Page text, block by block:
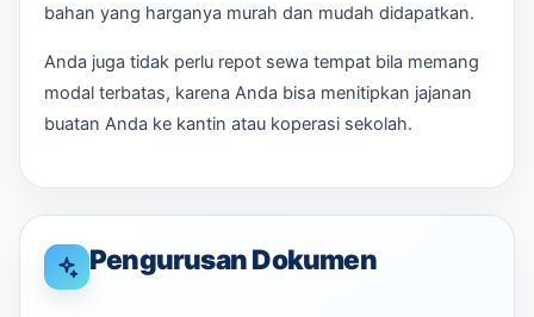
bahan yang harganya murah dan mudah didapatkan.
Anda juga tidak perlu repot sewa tempat bila memang
modal terbatas, karena Anda bisa menitipkan jajanan
buatan Anda ke kantin atau koperasi sekolah.
Pengurusan Dokumen